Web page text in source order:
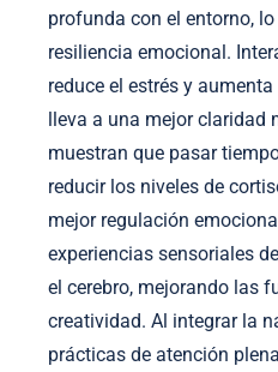
profunda con el entorno,
resiliencia emocional.
reduce el estrés y
lleva a una mejor
muestran que pasar
reducir los niveles de
mejor regulación
experiencias sensoriales
el cerebro, mejorando las
creatividad. Al integrar la
prácticas de atención